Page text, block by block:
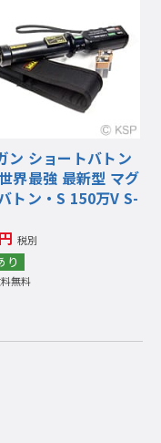
ン ショートバトン
界最強 最新型 マグ
トン・S 150万V S-
税別
り
無料